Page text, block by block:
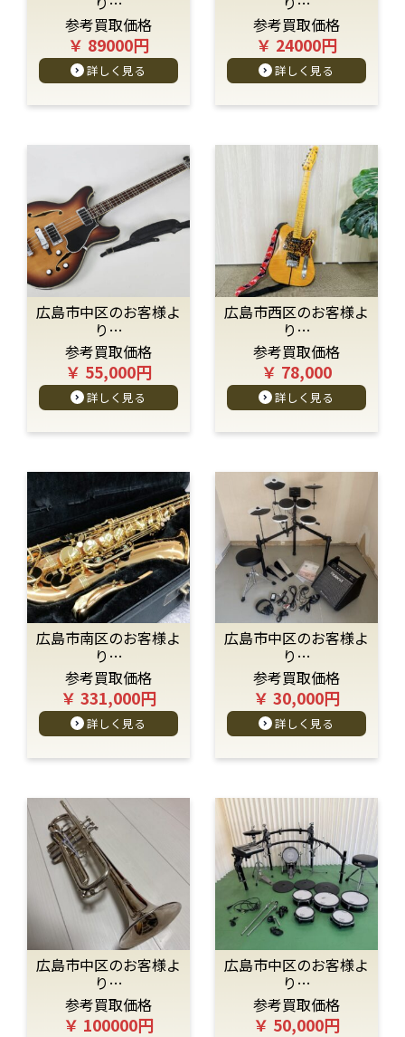
参考買取価格
￥ 89000円
詳しく見る
参考買取価格
￥ 24000円
詳しく見る
広島市中区のお客様よ
り…
参考買取価格
￥ 55,000円
詳しく見る
広島市西区のお客様よ
り…
参考買取価格
￥ 78,000
詳しく見る
広島市南区のお客様よ
り…
参考買取価格
￥ 331,000円
詳しく見る
広島市中区のお客様よ
り…
参考買取価格
￥ 30,000円
詳しく見る
広島市中区のお客様よ
り…
参考買取価格
￥ 100000円
広島市中区のお客様よ
り…
参考買取価格
￥ 50,000円